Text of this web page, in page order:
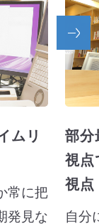
ムリ
常に把
発見な
部分
視点
視点
自分